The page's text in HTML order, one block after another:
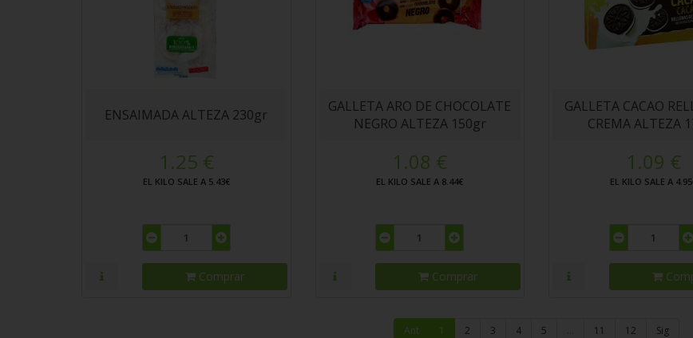
ENSAIMADA ALTEZA 230gr
1.25 €
EL KILO SALE A 5.43€
Comprar
GALLETA ARO DE CHOCOLATE
NEGRO ALTEZA 150gr
1.08 €
EL KILO SALE A 8.44€
Comprar
GALLETA CACAO
CREMA ALTEZA
1.09 €
EL KILO SALE A
Ant 1 2 3 4 5 11 12 Sig